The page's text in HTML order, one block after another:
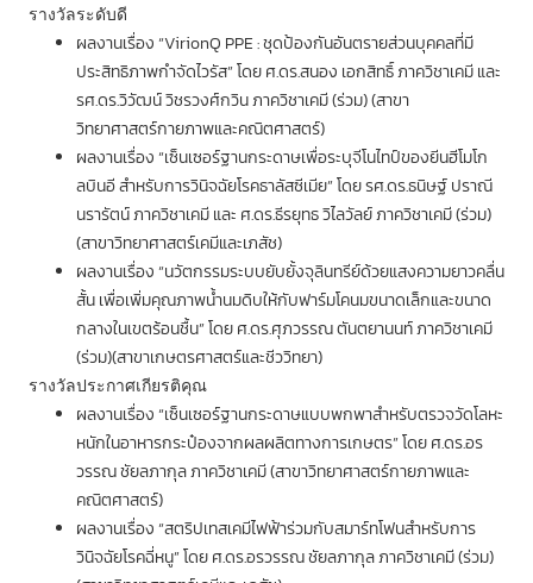
รางวัลระดับดี
ผลงานเรื่อง “VirionQ PPE : ชุดป้องกันอันตรายส่วนบุคคลที่มี
ประสิทธิภาพกำจัดไวรัส” โดย ศ.ดร.สนอง เอกสิทธิ์ ภาควิชาเคมี และ
รศ.ดร.วิวัฒน์ วิชรวงศ์กวิน ภาควิชาเคมี (ร่วม) (สาขา
วิทยาศาสตร์กายภาพและคณิตศาสตร์)
ผลงานเรื่อง “เซ็นเซอร์ฐานกระดาษเพื่อระบุจีโนไทป์ของยีนฮีโมโก
ลบินอี สำหรับการวินิจฉัยโรคธาลัสซีเมีย” โดย รศ.ดร.ธนิษฐ์ ปราณี
นรารัตน์ ภาควิชาเคมี และ ศ.ดร.ธีรยุทธ วิไลวัลย์ ภาควิชาเคมี (ร่วม)
(สาขาวิทยาศาสตร์เคมีและเภสัช)
ผลงานเรื่อง “นวัตกรรมระบบยับยั้งจุลินทรีย์ด้วยแสงความยาวคลื่น
สั้น เพื่อเพิ่มคุณภาพน้ำนมดิบให้กับฟาร์มโคนมขนาดเล็กและขนาด
กลางในเขตร้อนชื้น” โดย ศ.ดร.ศุภวรรณ ตันตยานนท์ ภาควิชาเคมี
(ร่วม)(สาขาเกษตรศาสตร์และชีววิทยา)
รางวัลประกาศเกียรติคุณ
ผลงานเรื่อง “เซ็นเซอร์ฐานกระดาษแบบพกพาสำหรับตรวจวัดโลหะ
หนักในอาหารกระป๋องจากผลผลิตทางการเกษตร” โดย ศ.ดร.อร
วรรณ ชัยลภากุล ภาควิชาเคมี (สาขาวิทยาศาสตร์กายภาพและ
คณิตศาสตร์)
ผลงานเรื่อง “สตริปเทสเคมีไฟฟ้าร่วมกับสมาร์ทโฟนสำหรับการ
วินิจฉัยโรคฉี่หนู” โดย ศ.ดร.อรวรรณ ชัยลภากุล ภาควิชาเคมี (ร่วม)